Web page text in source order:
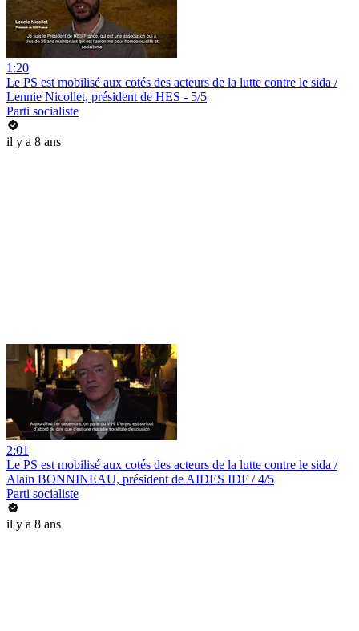
1:20
Le PS est mobilisé aux cotés des acteurs de la lutte contre le sida /
Lennie Nicollet, président de HES - 5/5
Parti socialiste
il y a 8 ans
2:01
Le PS est mobilisé aux cotés des acteurs de la lutte contre le sida /
Alain BONNINEAU, président de AIDES IDF / 4/5
Parti socialiste
il y a 8 ans